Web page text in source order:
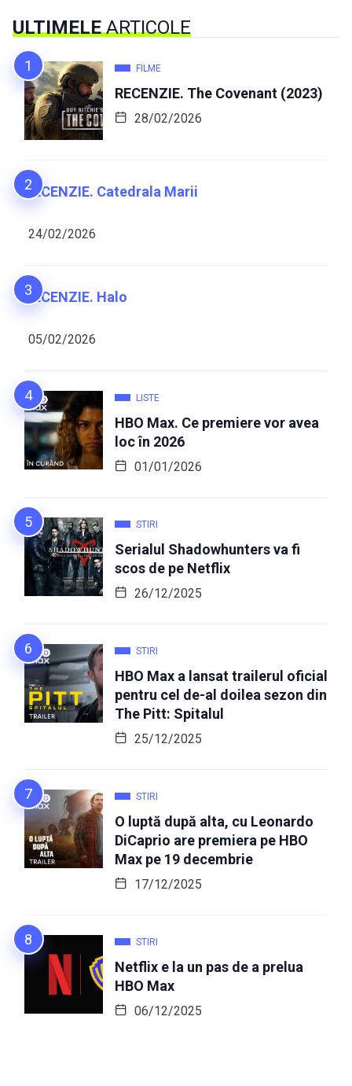
ULTIMELEARTICOLE
FILME
RECENZIE. The Covenant (2023)
28/02/2026
RECENZIE. Catedrala Marii
24/02/2026
RECENZIE. Halo
05/02/2026
LISTE
HBO Max. Ce premiere vor avea
loc în 2026
01/01/2026
STIRI
Serialul Shadowhunters va fi
scos de pe Netflix
26/12/2025
STIRI
HBO Max a lansat trailerul oficial
pentru cel de-al doilea sezon din
The Pitt: Spitalul
25/12/2025
STIRI
O luptă după alta, cu Leonardo
DiCaprio are premiera pe HBO
Max pe 19 decembrie
17/12/2025
STIRI
Netflix e la un pas de a prelua
HBO Max
06/12/2025